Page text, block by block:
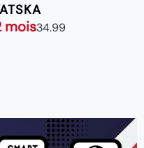
mois34.99